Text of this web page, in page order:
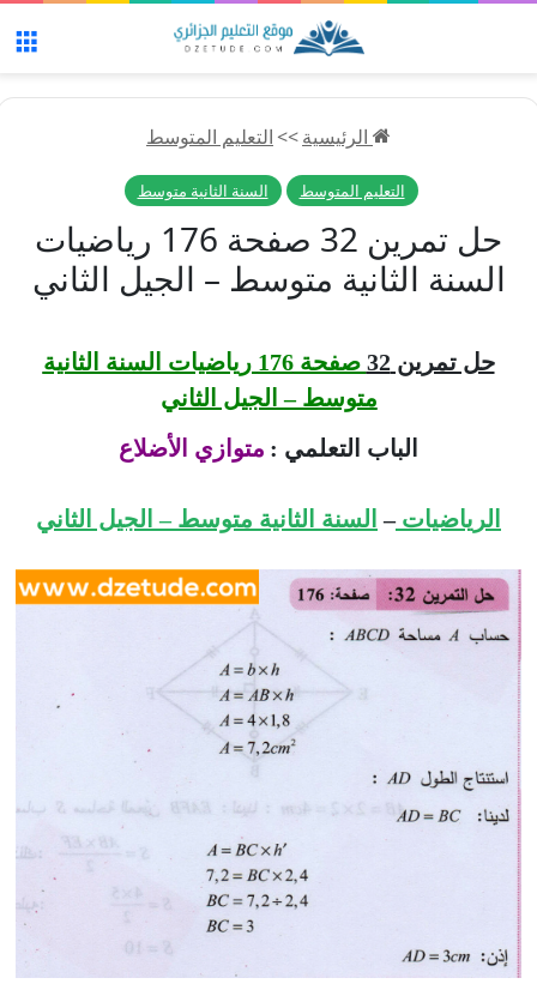
الرئيسية>>التعليم المتوسط
التعليم المتوسط السنة الثانية متوسط
حل تمرين 32 صفحة 176 رياضيات
السنة الثانية متوسط – الجيل الثاني
حل تمرين 32
صفحة 176 رياضيات السنة الثانية
متوسط – الجيل الثاني
الباب التعلمي : متوازي الأضلاع
الرياضيات– السنة الثانية متوسط – الجيل الثاني